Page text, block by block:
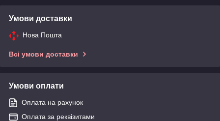
Умови доставки
Нова Пошта
Всі умови доставки
Умови оплати
Оплата на рахунок
Оплата за реквізитами